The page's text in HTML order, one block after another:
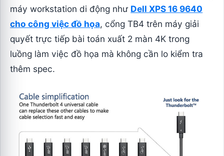
máy workstation di động như Dell XPS 16 9640
cho công việc đồ họa, cổng TB4 trên máy giải
quyết trực tiếp bài toán xuất 2 màn 4K trong
luồng làm việc đồ họa mà không cần lo kiểm tra
thêm spec.